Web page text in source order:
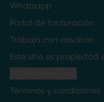
Whatsapp
Portal de facturación
Trabaja con nosotros
Este sitio es propiedad
Términos y condiciones